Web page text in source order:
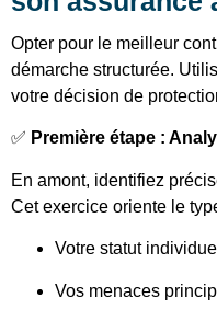
Opter pour le meilleur
démarche structurée.
votre décision de
✅ Première étape :
En amont, identifiez
Cet exercice oriente le
Votre statut
Vos menaces